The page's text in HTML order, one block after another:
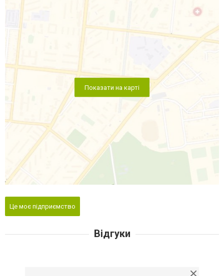
Показати на карті
Це моє підприємство
Відгуки